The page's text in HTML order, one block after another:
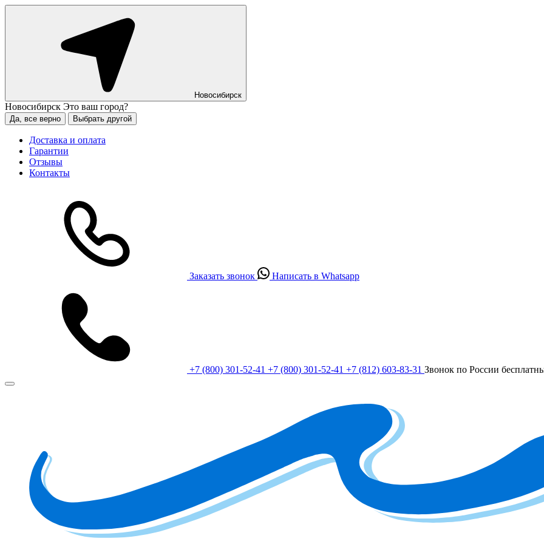
Новосибирск
Новосибирск Это ваш город?
Да, все верно Выбрать другой
Доставка и оплата
Гарантии
Отзывы
Контакты
Заказать звонок Написать в Whatsapp
+7 (800) 301-52-41 +7 (800) 301-52-41 +7 (812) 603-83-31 Звонок по России